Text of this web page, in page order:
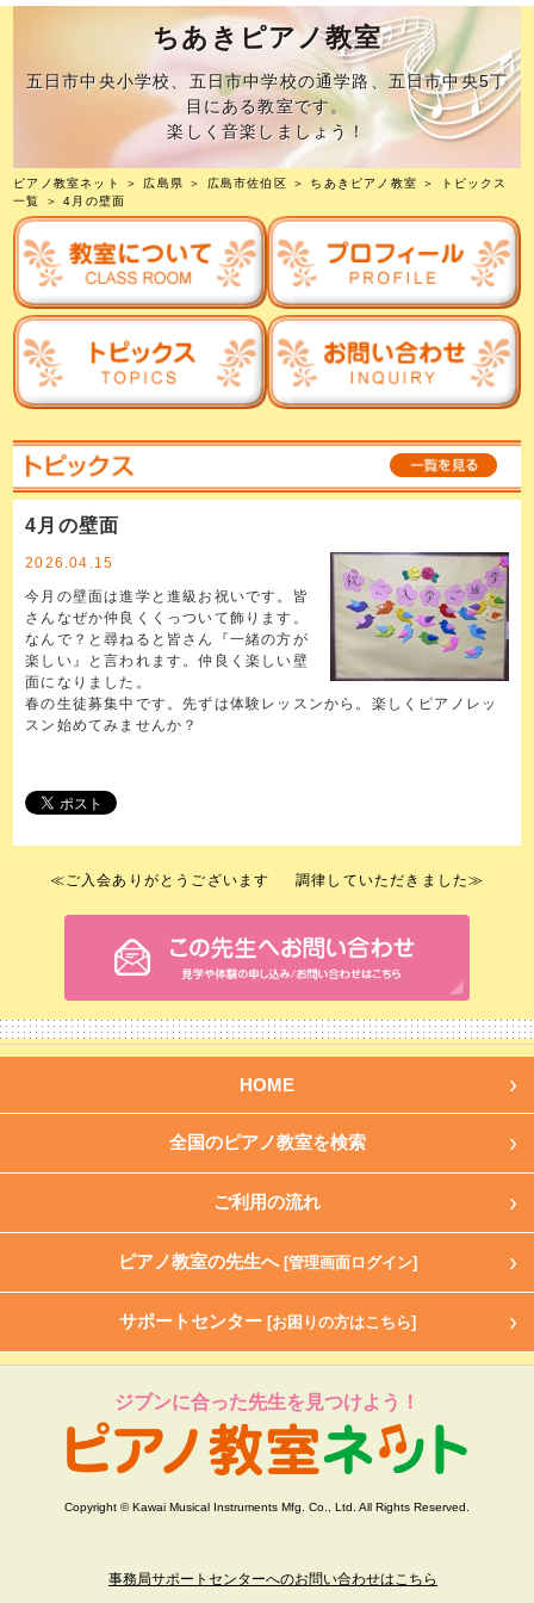
ちあきピアノ教室
五日市中央小学校、五日市中学校の通学路、五日市中央5丁
目にある教室です。
楽しく音楽しましょう！
ピアノ教室ネット ＞ 広島県 ＞ 広島市佐伯区 ＞ ちあきピアノ教室 ＞
トピックス
一覧
＞ 4月の壁面
4月の壁面
2026.04.15
今月の壁面は進学と進級お祝いです。皆
さんなぜか仲良くくっついて飾ります。
なんで？と尋ねると皆さん『一緒の方が
楽しい』と言われます。仲良く楽しい壁
面になりました。
春の生徒募集中です。先ずは体験レッスンから。楽しくピアノレッ
スン始めてみませんか？
≪ ご入会ありがとうございます 調律していただきました≫
HOME
全国のピアノ教室を検索
ご利用の流れ
ピアノ教室の先生へ [管理画面ログイン]
サポートセンター [お困りの方はこちら]
ジブンに合った先生を見つけよう！
Copyright © Kawai Musical Instruments Mfg. Co., Ltd. All Rights Reserved.
事務局サポートセンターへのお問い合わせはこちら